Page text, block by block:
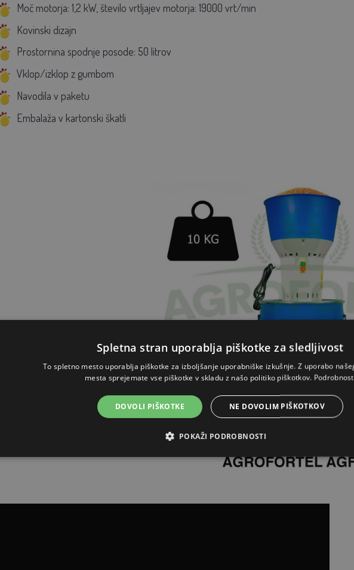
Moč motorja: 1,2 kW, število vrtljajev motorja: 19000 vrt/min
Kovinski dizajn
Prostornina spodnje posode: 50 litrov
Vklop/izklop z gumbom
Navodila v paketu
Embalaža v kartonski škatli
Spletna stran uporablja piškotke za sledljivost
To spletno mesto uporablja piškotke za izboljšanje uporabniške izkušnje. Z uporabo
mesta sprejemate vse piškotke v skladu z našo politiko piškotkov.
DOVOLI PIŠKOTKE NE DOVOLIM PIŠKOTKOV
POKAŽI PODROBNOSTI